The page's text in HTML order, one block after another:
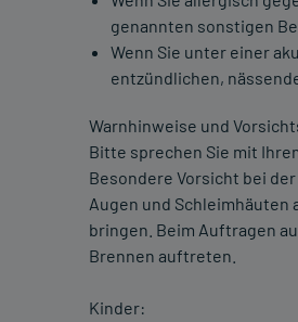
genannten sonstigen
Wenn Sie unter einer
entzündlichen,
Warnhinweise und
Bitte sprechen Sie mit
Besondere Vorsicht bei
Augen und Schleimhäuten
bringen. Beim Auftragen
Brennen auftreten.
Kinder: